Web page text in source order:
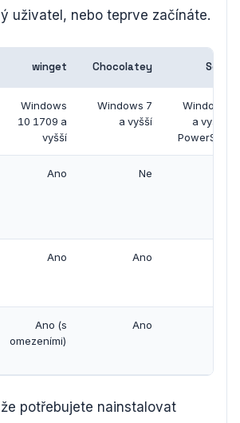
uživatel, nebo teprve začínáte.
winget Chocolatey Scoop
Windows
10 1709 a
vyšší
Windows 7
a vyšší
Windows 7
a vyšší (s
PowerShell)
Ano Ne
Ano Ano
Ano (s
omezeními)
Ano
potřebujete nainstalovat